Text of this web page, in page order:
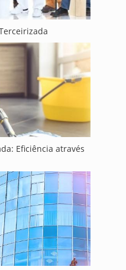
Eficiência através